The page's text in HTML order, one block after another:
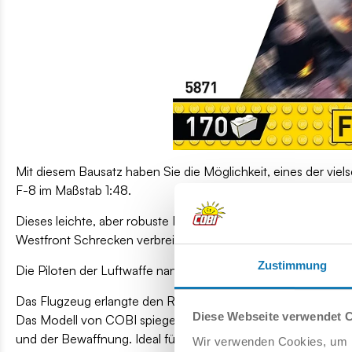
Zustimmung
Diese Webseite verwendet
Wir verwenden Cookies,
Mit diesem Bausatz haben Sie die Möglichkeit, eines der
F-8 im Maßstab 1:48.
Dieses leichte, aber robuste Modell ist eine kompakte und
Westfront Schrecken verbreitete.
Die Piloten der Luftwaffe nannten sie den „Würger“, einen
Das Flugzeug erlangte den Ruf, zuverlässig und leicht zu
Das Modell von COBI spiegelt alle charakteristischen
und der Bewaffnung. Ideal für Sammler und jüngere